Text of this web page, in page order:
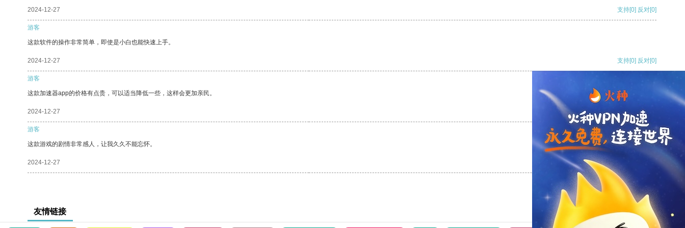
2024-12-27 支持[0] 反对[0]
游客
这款软件的操作非常简单，即使是小白也能快速上手。
2024-12-27 支持[0] 反对[0]
游客
这款加速器app的价格有点贵，可以适当降低一些，这样会更加亲民。
2024-12-27 支持 反对
游客
这款游戏的剧情非常感人，让我久久不能忘怀。
2024-12-27 [0]
友情链接